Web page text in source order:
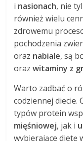
i nasionach, nie
również wielu
zdrowemu
pochodzenia
oraz nabiale, są
orazwitaminy z
Warto zadbać o
codziennej diecie.
typów protein
mięśniowej, jak i
wybierające dietę